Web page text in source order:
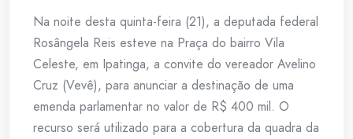
Na noite desta quinta-feira (21), a deputada federal
Rosângela Reis esteve na Praça do bairro Vila
Celeste, em Ipatinga, a convite do vereador Avelino
Cruz (Vevê), para anunciar a destinação de uma
emenda parlamentar no valor de R$ 400 mil. O
recurso será utilizado para a cobertura da quadra da